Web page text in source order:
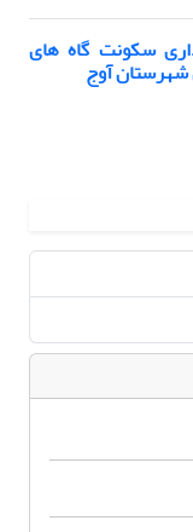
سکونت گاه های
شهرستان آوج